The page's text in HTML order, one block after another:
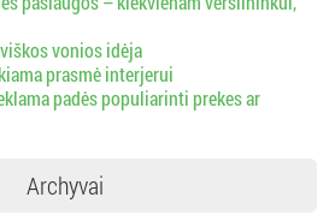
vonios idėja
prasmė interjerui
padės populiarinti prekes ar
Archyvai